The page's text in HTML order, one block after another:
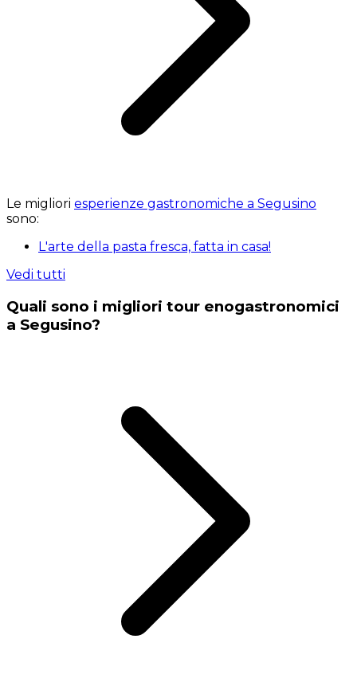
Le migliori esperienze gastronomiche a Segusino
sono:
L'arte della pasta fresca, fatta in casa!
Vedi tutti
Quali sono i migliori tour enogastronomici
a Segusino?